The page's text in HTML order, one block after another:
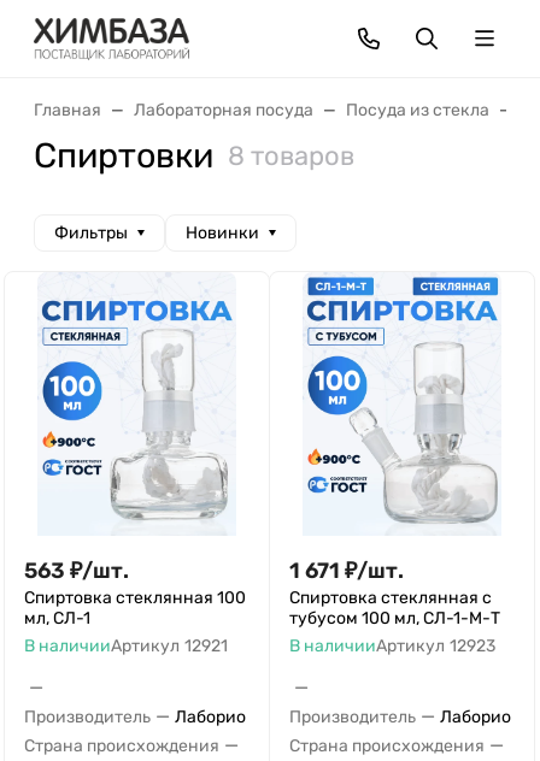
Главная Лабораторная посуда Посуда из стекла
Спиртовки 8 товаров
Фильтры Новинки
563 ₽/шт.
Спиртовка стеклянная 100
мл, СЛ-1
В наличииАртикул 12921
—
Производитель — Лаборио
Страна происхождения —
1 671 ₽/шт.
Спиртовка стеклянная с
тубусом 100 мл, СЛ-1-М-Т
В наличииАртикул 12923
—
Производитель — Лаборио
Страна происхождения —